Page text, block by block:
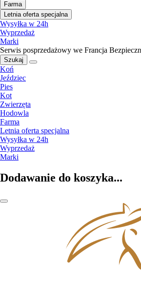
Farma
Letnia oferta specjalna
Wysyłka w 24h
Wyprzedaż
Marki
Serwis posprzedażowy we Francja
Szukaj
Koń
Jeździec
Pies
Kot
Zwierzęta
Hodowla
Farma
Letnia oferta specjalna
Wysyłka w 24h
Wyprzedaż
Marki
Dodawanie do koszyka...